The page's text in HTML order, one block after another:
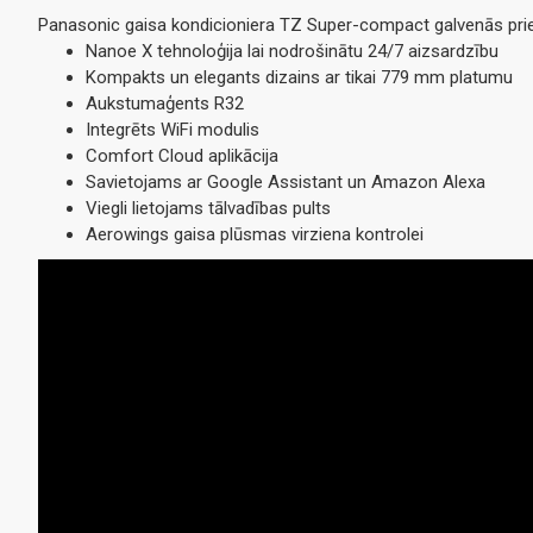
Panasonic gaisa kondicioniera TZ Super-compact galvenās
Nanoe X tehnoloģija lai nodrošinātu 24/7 aizsardzību
Kompakts un elegants dizains ar tikai 779 mm platumu
Aukstumaģents R32
Integrēts WiFi modulis
Comfort Cloud aplikācija
Savietojams ar Google Assistant un Amazon Alexa
Viegli lietojams tālvadības pults
Aerowings gaisa plūsmas virziena kontrolei